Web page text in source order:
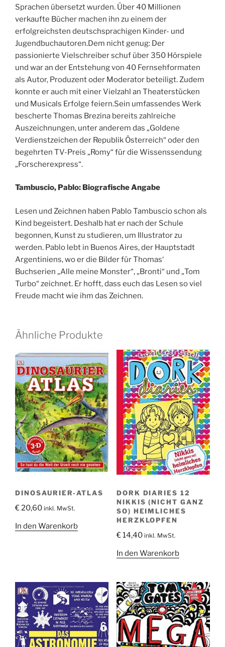
Sprachen übersetzt wurden. Über 40 Millionen
verkaufte Bücher machen ihn zu einem der
erfolgreichsten deutschsprachigen Kinder- und
Jugendbuchautoren.Dem nicht genug: Der
passionierte Vielschreiber schuf über 350 Hörspiele
und war an der Entstehung von 40 Fernsehformaten
als Autor, Produzent oder Moderator beteiligt. Zudem
konnte er auch mit einer Vielzahl an Theaterstücken
und Musicals Erfolge feiern.Sein umfassendes Werk
bescherte Thomas Brezina bereits zahlreiche
Auszeichnungen, unter anderem das „Goldene
Verdienstzeichen der Republik Österreich“ oder den
begehrten TV-Preis „Romy“ für die Wissenssendung
„Forscherexpress“.
Tambuscio, Pablo: Biografische Angabe
Lesen und Zeichnen haben Pablo Tambuscio schon als
Kind begeistert. Deshalb hat er nach der Schule
begonnen, Kunst zu studieren, um Illustrator zu
werden. Pablo lebt in Buenos Aires, der Hauptstadt
Argentiniens, wo er die Bilder für Thomas‘
Buchserien „Alle meine Monster“, „Bronti“ und „Tom
Turbo“ zeichnet. Er hofft, dass euch das Lesen so viel
Freude macht wie ihm das Zeichnen.
Ähnliche Produkte
DINOSAURIER-ATLAS
€20,60 inkl. MwSt.
In den Warenkorb
DORK DIARIES 12
NIKKIS (NICHT GANZ
SO) HEIMLICHES
HERZKLOPFEN
€14,40 inkl. MwSt.
In den Warenkorb